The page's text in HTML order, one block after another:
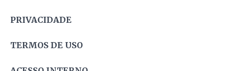
PRIVACIDADE
TERMOS DE USO